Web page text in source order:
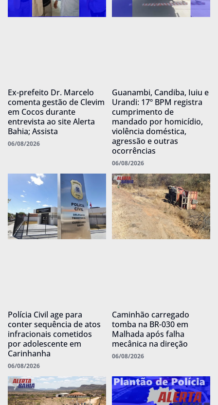
Ex-prefeito Dr. Marcelo
comenta gestão de Clevim
em Cocos durante
entrevista ao site Alerta
Bahia; Assista
06/08/2026
Guanambi, Candiba, Iuiu e
Urandi: 17º BPM registra
cumprimento de
mandado por homicídio,
violência doméstica,
agressão e outras
ocorrências
06/08/2026
Polícia Civil age para
conter sequência de atos
infracionais cometidos
por adolescente em
Carinhanha
06/08/2026
Caminhão carregado
tomba na BR-030 em
Malhada após falha
mecânica na direção
06/08/2026